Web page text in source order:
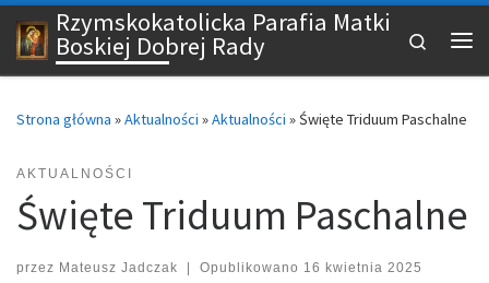
Przejdź do treści
Rzymskokatolicka Parafia Matki
Boskiej Dobrej Rady
Search
Strona główna »Aktualności »Aktualności »Święte Triduum Paschalne
AKTUALNOŚCI
Święte Triduum Paschalne
przez Mateusz Jadczak Opublikowano 16 kwietnia 2025